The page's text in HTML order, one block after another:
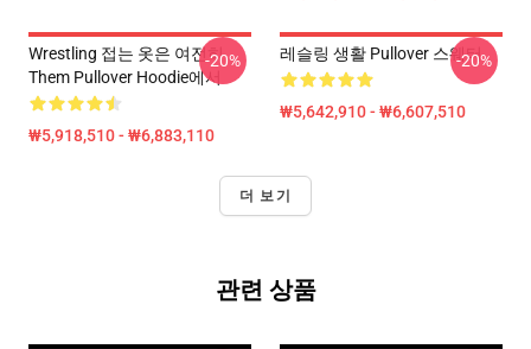
Wrestling 접는 옷은 여전히
Them Pullover Hoodie에서
₩5,918,510 - ₩6,883,110
-20% 레슬링 생활 Pullover 스웨터
₩5,642,910 - ₩6,607,510
-20%
더 보기
관련 상품